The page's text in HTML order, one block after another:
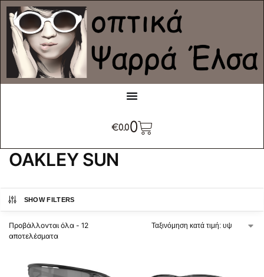
€0.00
OAKLEY SUN
SHOW FILTERS
Προβάλλονται όλα - 12
αποτελέσματα